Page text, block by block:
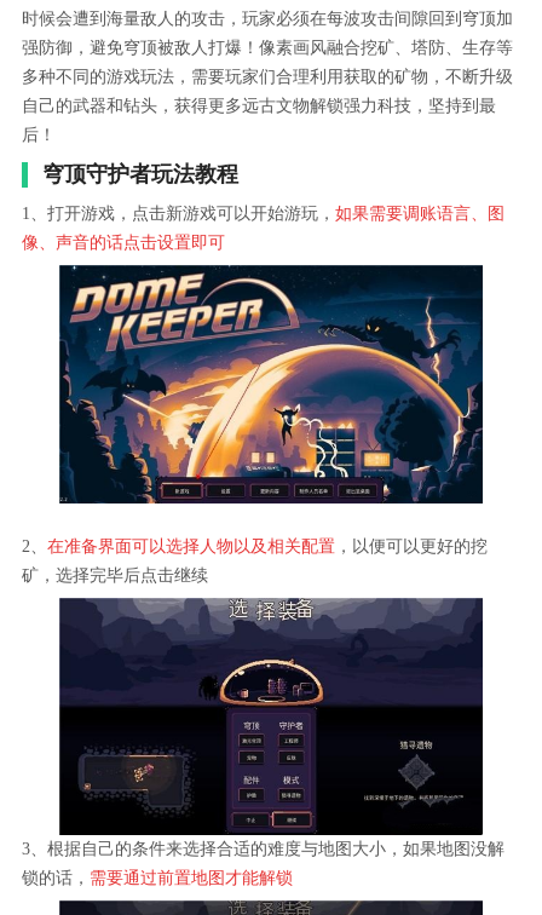
时候会遭到海量敌人的攻击，玩家必须在每波攻击间隙回到穹顶加
强防御，避免穹顶被敌人打爆！像素画风融合挖矿、塔防、生存等
多种不同的游戏玩法，需要玩家们合理利用获取的矿物，不断升级
自己的武器和钻头，获得更多远古文物解锁强力科技，坚持到最
后！
穹顶守护者玩法教程
1、打开游戏，点击新游戏可以开始游玩， 如果需要调账语言、图
像、声音的话点击设置即可
2、 在准备界面可以选择人物以及相关配置，以便可以更好的挖
矿，选择完毕后点击继续
3、根据自己的条件来选择合适的难度与地图大小，如果地图没解
锁的话， 需要通过前置地图才能解锁